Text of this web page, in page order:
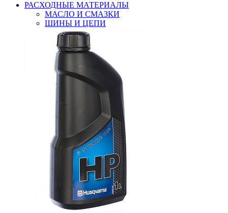
РАСХОДНЫЕ МАТЕРИАЛЫ
МАСЛО И СМАЗКИ
ШИНЫ И ЦЕПИ